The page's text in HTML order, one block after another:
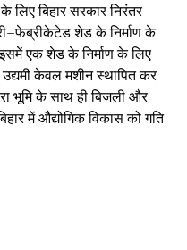
के लिए बिहार सरकार निरंतर
शेड के निर्माण के
एक शेड के निर्माण के लिए
केवल मशीन स्थापित कर
भूमि के साथ ही बिजली और
में औद्योगिक विकास को गति